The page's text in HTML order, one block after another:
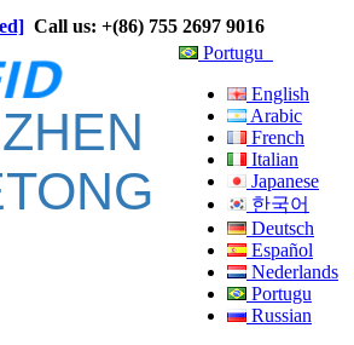
Call us: +(86) 755 2697 9016
Portugu
English
Arabic
French
Italian
Japanese
한국어
Deutsch
Español
Nederlands
Portugu
Russian